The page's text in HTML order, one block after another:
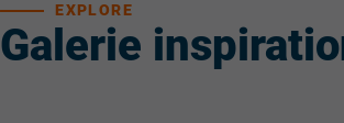
Galerie
EXPLORE